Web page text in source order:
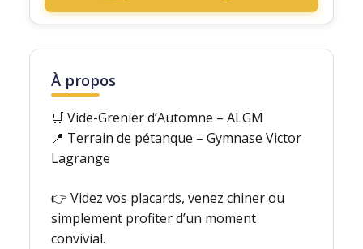
À propos
🛒 Vide-Grenier d’Automne – ALGM
📍 Terrain de pétanque – Gymnase Victor
Lagrange
👉 Videz vos placards, venez chiner ou
simplement profiter d’un moment
convivial.